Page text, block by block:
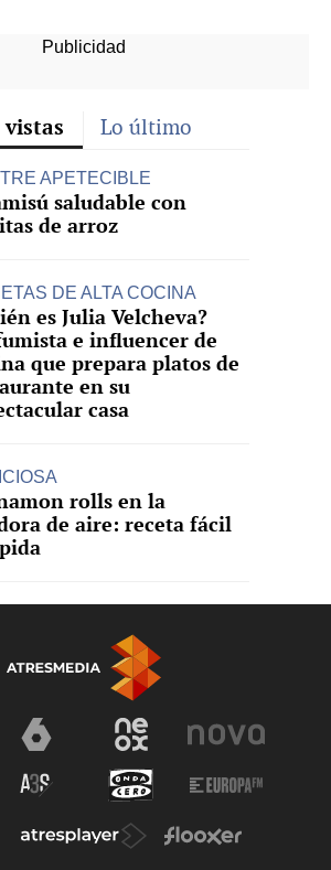
vistas Lo último
APETECIBLE
saludable con
de arroz
DE ALTA COCINA
es Julia Velcheva?
e influencer de
que prepara platos de
en su
casa
rolls en la
de aire: receta fácil